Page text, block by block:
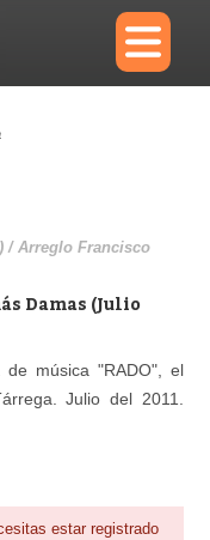
×
Diccionario
Reproductor
/ Arreglo Francisco
Damas (Julio
música "RADO", el
Julio del 2011.
estar registrado